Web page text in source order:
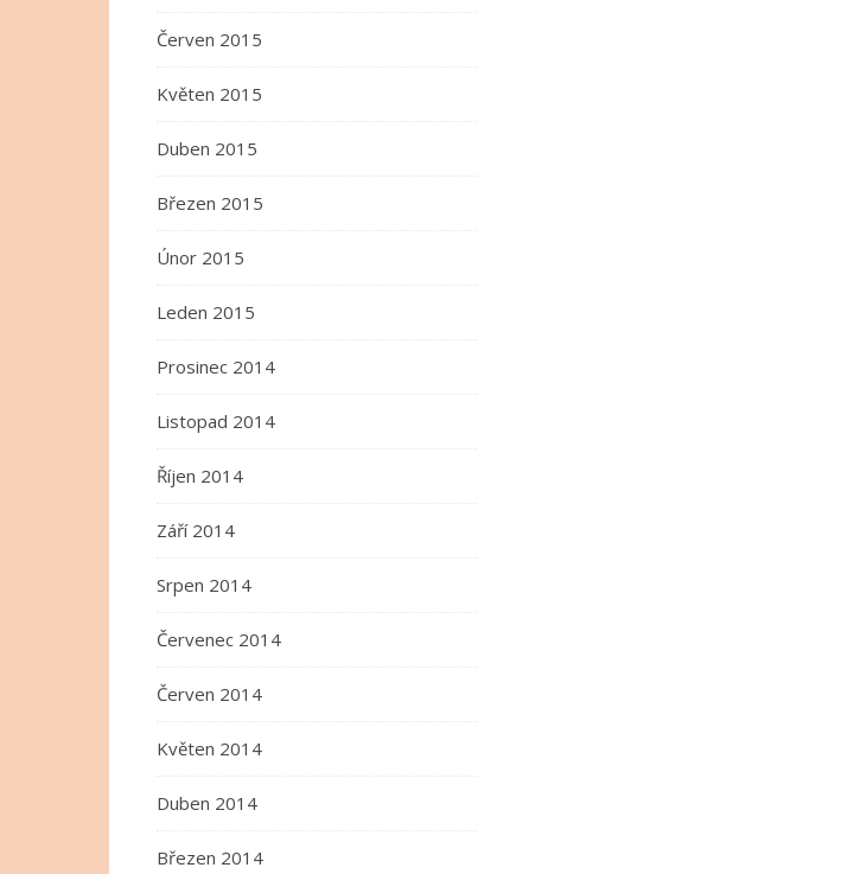
Červen 2015
Květen 2015
Duben 2015
Březen 2015
Únor 2015
Leden 2015
Prosinec 2014
Listopad 2014
Říjen 2014
Září 2014
Srpen 2014
Červenec 2014
Červen 2014
Květen 2014
Duben 2014
Březen 2014